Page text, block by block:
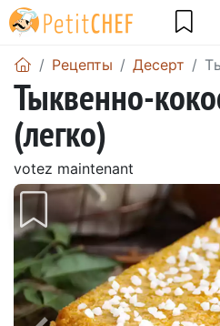
Pецепты Десерт
Тыквенно-
(легко)
votez maintenant